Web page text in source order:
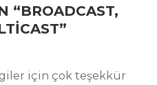
“BROADCAST,
”
için çok teşekkür